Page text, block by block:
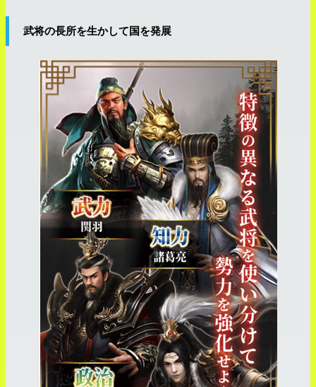
武将の長所を生かして国を発展